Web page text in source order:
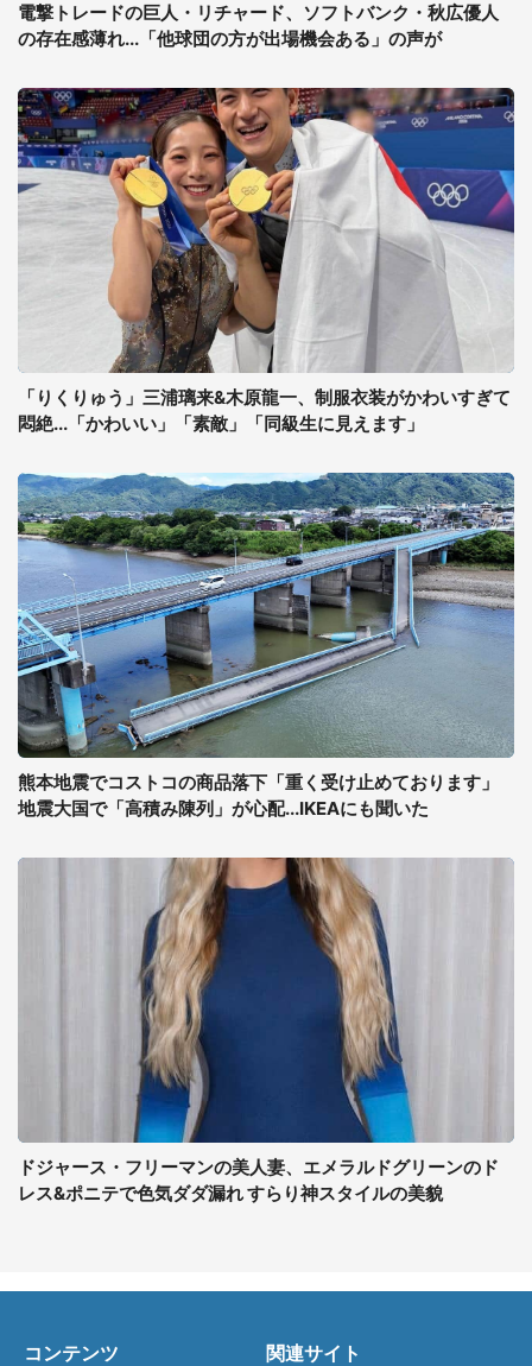
電撃トレードの巨人・リチャード、ソフトバンク・秋広優人
の存在感薄れ...「他球団の方が出場機会ある」の声が
「りくりゅう」三浦璃来&木原龍一、制服衣装がかわいすぎて
悶絶...「かわいい」「素敵」「同級生に見えます」
熊本地震でコストコの商品落下「重く受け止めております」
地震大国で「高積み陳列」が心配...IKEAにも聞いた
ドジャース・フリーマンの美人妻、エメラルドグリーンのド
レス&ポニテで色気ダダ漏れ すらり神スタイルの美貌
コンテンツ 関連サイト